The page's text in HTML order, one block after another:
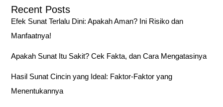
c
o
Recent Posts
Efek Sunat Terlalu Dini: Apakah Aman? Ini Risiko dan
Manfaatnya!
Apakah Sunat Itu Sakit? Cek Fakta, dan Cara Mengatasinya
Hasil Sunat Cincin yang Ideal: Faktor-Faktor yang
Menentukannya